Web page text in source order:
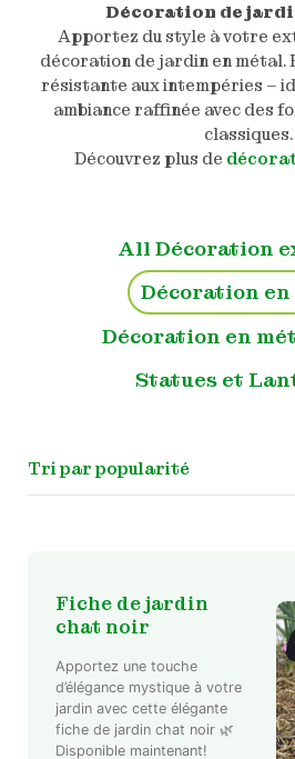
Décoration de
Apportez du style à votre
décoration de jardin en métal.
résistante aux intempéries –
ambiance raffinée avec des
classiques.
Découvrez plus de
All Décoration
Décoration
Décoration en
Statues et
Fiche de jardin
chat noir
Apportez une touche
d’élégance mystique à votre
jardin avec cette élégante
fiche de jardin chat noir 🌿
Disponible maintenant!